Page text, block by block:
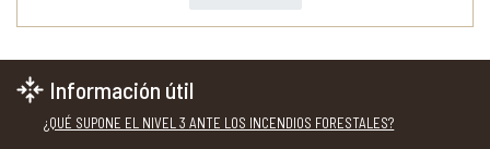
Información útil
¿QUÉ SUPONE EL NIVEL 3 ANTE LOS INCENDIOS FORESTALES?